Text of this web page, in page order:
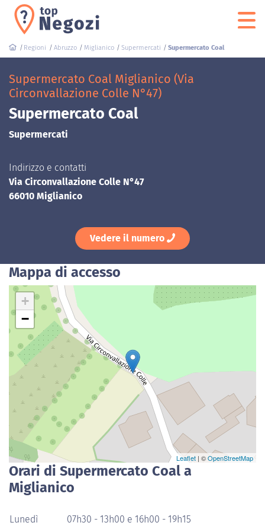
Regioni Abruzzo Miglianico Supermercati Supermercato Coal
Supermercato Coal Miglianico (Via
Circonvallazione Colle N°47)
Supermercato Coal
Supermercati
Indirizzo e contatti
Via Circonvallazione Colle N°47
66010 Miglianico
Vedere il numero
Mappa di accesso
+
−
Leaflet | ©OpenStreetMap
Orari di Supermercato Coal a
Miglianico
Lunedì
07h30 - 13h00 e 16h00 - 19h15